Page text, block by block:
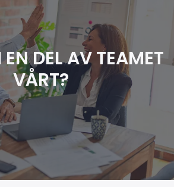
DEL AV TEAMET
VÅRT?